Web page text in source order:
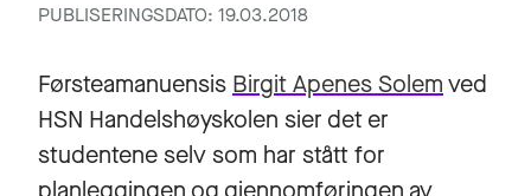
PUBLISERINGSDATO: 19.03.2018
Førsteamanuensis Birgit Apenes Solemved
HSN Handelshøyskolen sier det er
studentene selv som har stått for